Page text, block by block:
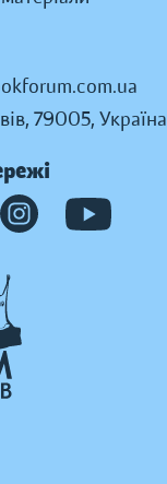
79005, Україна